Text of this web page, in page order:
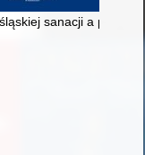
Jezus w latach
sanacji a